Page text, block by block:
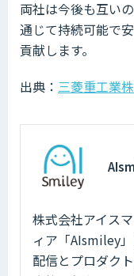
両社は今後も互い
通じて持続可能で
貢献します。
出典： 三菱重工業
株式会社アイス
ィア「AIsmiley
配信とプロダク